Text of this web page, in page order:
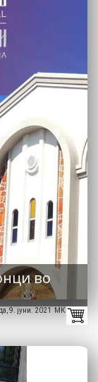
во
9. јуни. 2021 MK